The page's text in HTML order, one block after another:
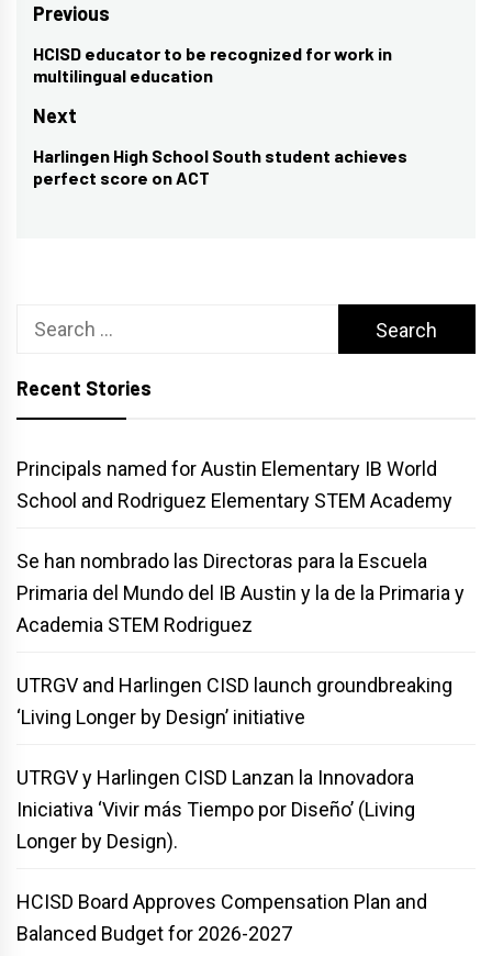
Post
navigation
Previous
Previous
post:
HCISD educator to be recognized for work in
multilingual education
Next
Next
post:
Harlingen High School South student achieves
perfect score on ACT
Search
Recent Stories
Principals named for Austin Elementary IB World
School and Rodriguez Elementary STEM Academy
Se han nombrado las Directoras para la Escuela
Primaria del Mundo del IB Austin y la de la Primaria y
Academia STEM Rodriguez
UTRGV and Harlingen CISD launch groundbreaking
‘Living Longer by Design’ initiative
UTRGV y Harlingen CISD Lanzan la Innovadora
Iniciativa ‘Vivir más Tiempo por Diseño’ (Living
Longer by Design).
HCISD Board Approves Compensation Plan and
Balanced Budget for 2026-2027